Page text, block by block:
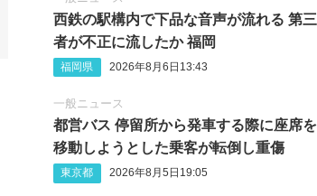
西鉄の駅構内で下品な音声が流れる 第三
者が不正に流したか 福岡
福岡県 2026年8月6日13:43
一般ニュース
都営バス 停留所から発車する際に座席を
移動しようとした乗客が転倒し重傷
東京都 2026年8月5日19:05